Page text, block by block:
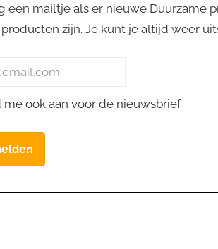
een mailtje als er nieuwe Duurzame
zijn. Je kunt je altijd weer
me ook aan voor de nieuwsbrief